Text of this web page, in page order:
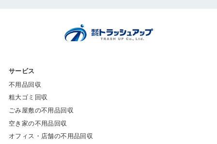
サービス
不用品回収
粗大ゴミ回収
ごみ屋敷の不用品回収
空き家の不用品回収
オフィス・店舗の不用品回収